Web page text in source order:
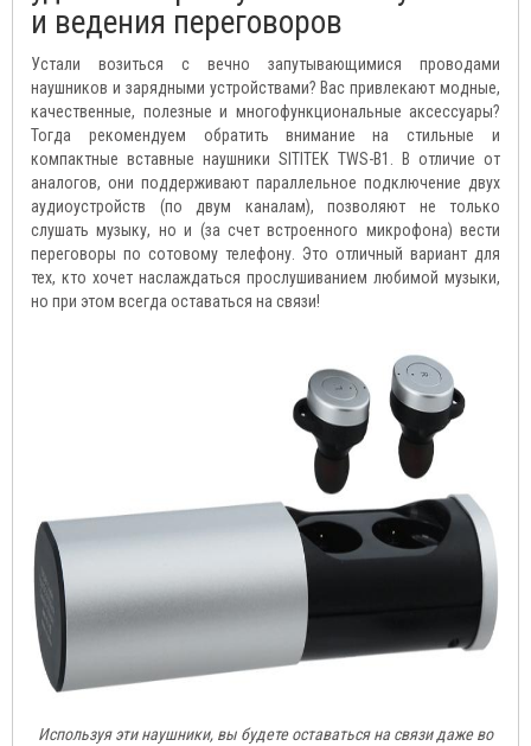
и ведения переговоров
Устали возиться с вечно запутывающимися проводами
наушников и зарядными устройствами? Вас привлекают модные,
качественные, полезные и многофункциональные аксессуары?
Тогда рекомендуем обратить внимание на стильные и
компактные вставные наушники SITITEK TWS-B1. В отличие от
аналогов, они поддерживают параллельное подключение двух
аудиоустройств (по двум каналам), позволяют не только
слушать музыку, но и (за счет встроенного микрофона) вести
переговоры по сотовому телефону. Это отличный вариант для
тех, кто хочет наслаждаться прослушиванием любимой музыки,
но при этом всегда оставаться на связи!
Используя эти наушники, вы будете оставаться на связи даже во